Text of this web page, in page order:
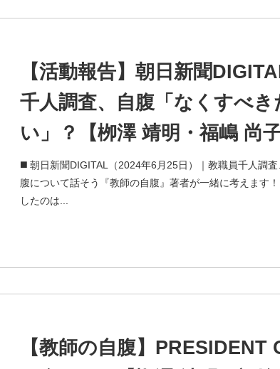
【活動報告】朝日新聞
千人調査、自腹「なくすべ
い」？【栁澤 靖明・福嶋 尚子
◼️ 朝日新聞DIGITAL（2024年6月25日）｜教職員千人調
腹について話そう『教師の自腹』著者が一緒に考えます
したのは...
【教師の自腹】